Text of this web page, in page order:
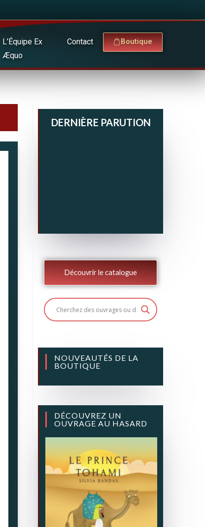
L’Équipe Ex
Æquo
Contact Boutique
DERNIÈRE PARUTION
Découvrir le catalogue
NOUVEAUTÉS DE LA
BOUTIQUE
DÉCOUVREZ UN
OUVRAGE AU HASARD